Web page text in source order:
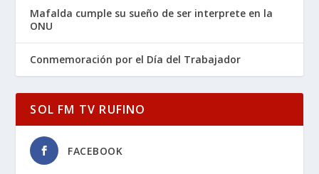
Mafalda cumple su sueño de ser interprete en la
ONU
Conmemoración por el Día del Trabajador
SOL FM TV RUFINO
FACEBOOK